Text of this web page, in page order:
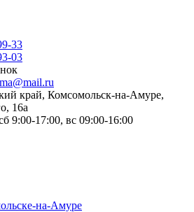
33
03
край, Комсомольск-на-Амуре,
16а
9:00-17:00, вс 09:00-16:00
на-Амуре